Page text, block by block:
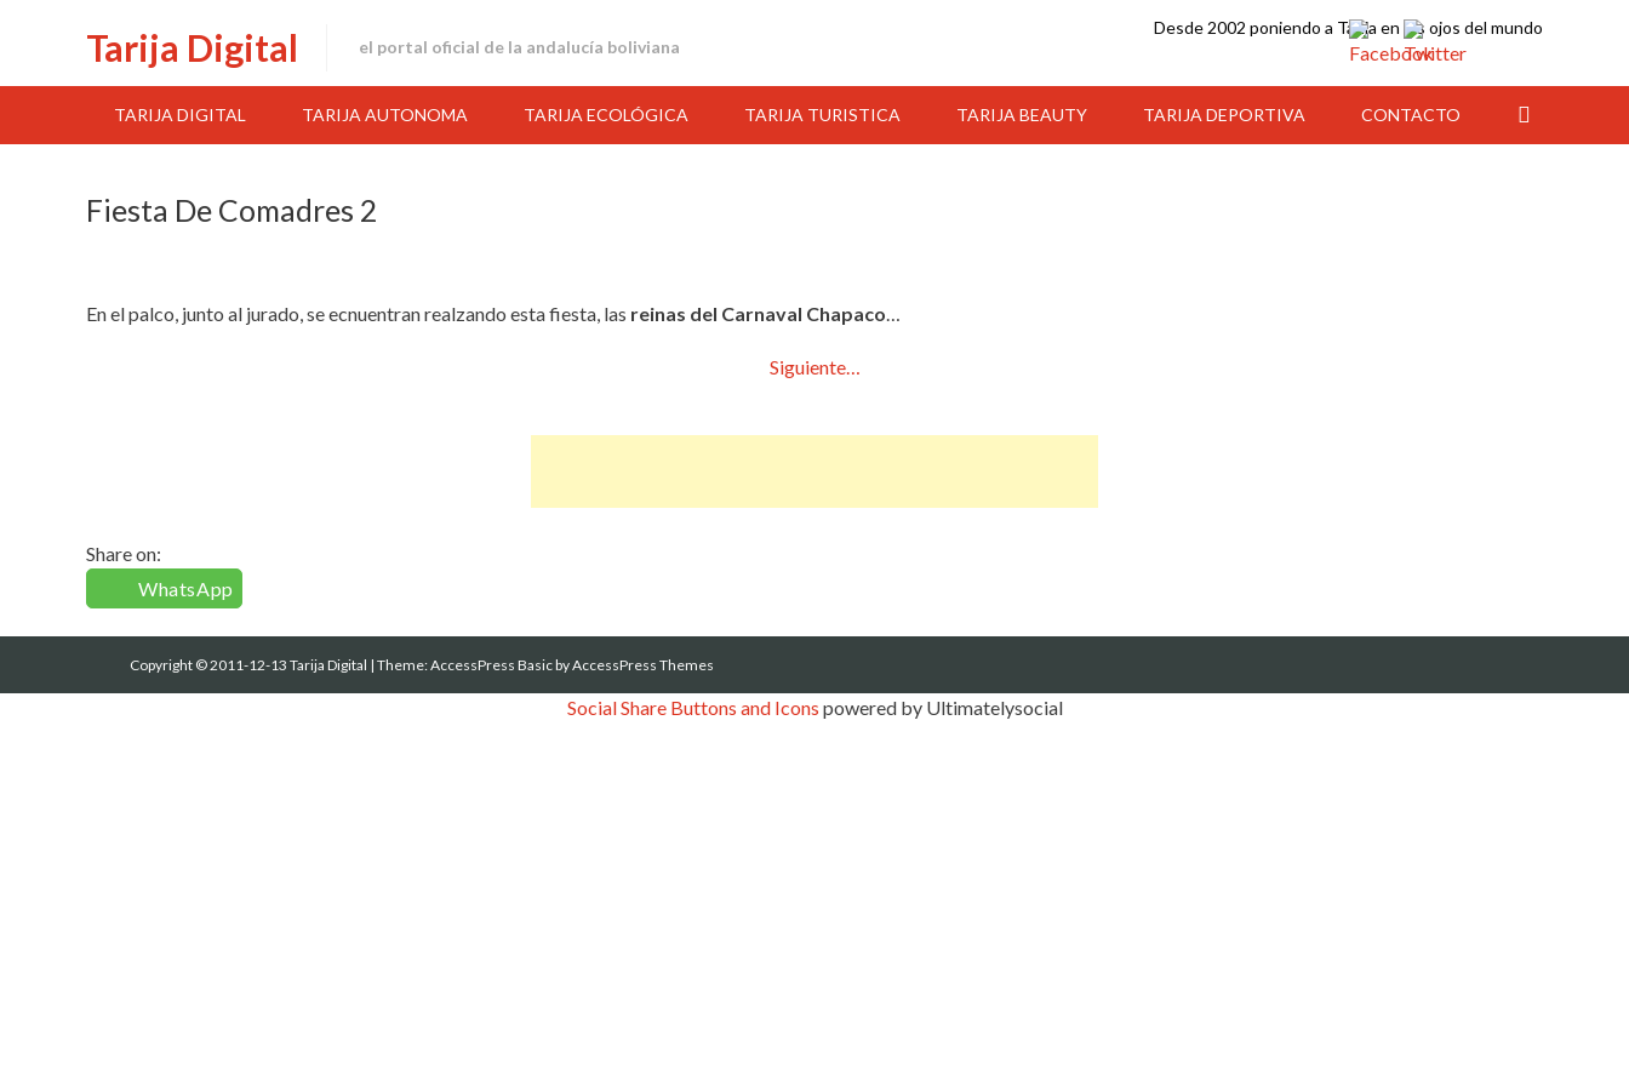
Tarija Digital el portal oficial de la andalucía boliviana
Desde 2002 poniendo a Tarija en los ojos del mundo
TARIJA DIGITAL TARIJA AUTONOMA TARIJA ECOLÓGICA TARIJA TURISTICA TARIJA BEAUTY TARIJA DEPORTIVA CONTACTO
Fiesta De Comadres 2
En el palco, junto al jurado, se ecnuentran realzando esta fiesta, las reinas del Carnaval Chapaco…
Siguiente…
Share on:
WhatsApp
Copyright © 2011-12-13 Tarija Digital |Theme:AccessPress Basicby AccessPress Themes
Social Share Buttons and Icons powered by Ultimatelysocial